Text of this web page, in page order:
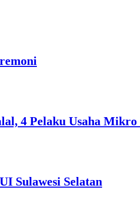
4 Pelaku Usaha Mikro
Sulawesi Selatan